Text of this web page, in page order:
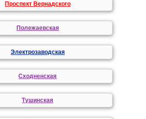
Проспект Вернадского
Полежаевская
Электрозаводская
Сходненская
Тушинская